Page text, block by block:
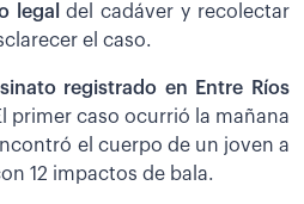
legaldel cadáver y recolectar
el caso.
registrado en Entre Ríos
primer caso ocurrió la mañana
el cuerpo de un joven a
12 impactos de bala.